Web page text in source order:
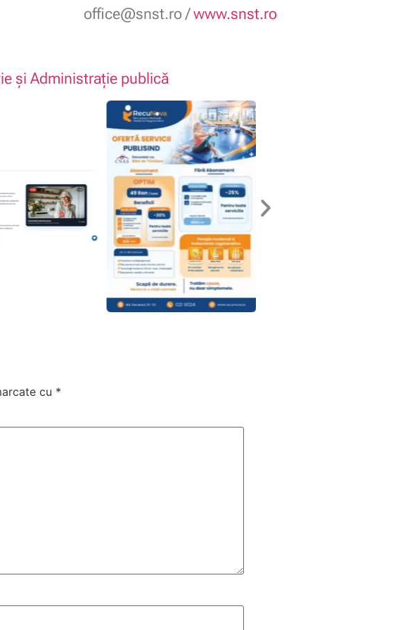
office@snst.ro /www.snst.ro
și Administrație publică
cu *